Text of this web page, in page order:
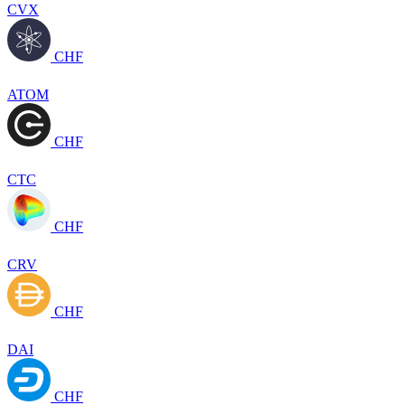
CVX
CHF
ATOM
CHF
CTC
CHF
CRV
CHF
DAI
CHF